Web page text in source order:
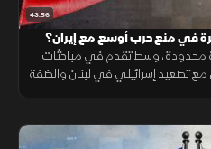
43:56
في منع حرب أوسع مع إيران؟
محدودة، وسط تقدم في مباحثات
تصعيد إسرائيلي في لبنان والضفة